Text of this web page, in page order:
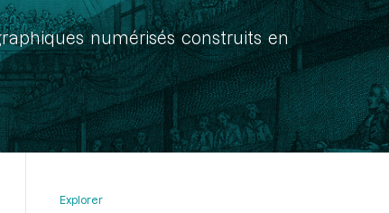
numérisés construits en
Explorer